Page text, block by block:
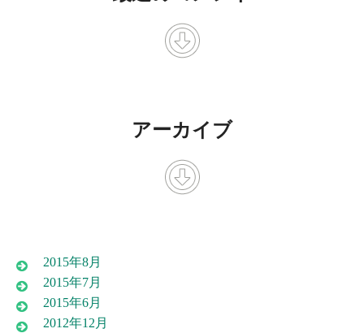
アーカイブ
2015年8月
2015年7月
2015年6月
2012年12月